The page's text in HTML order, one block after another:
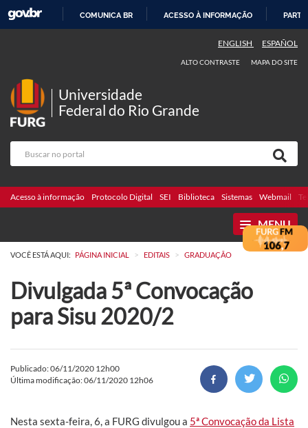
COMUNICA BR ACESSO À INFORMAÇÃO
ENGLISH ESPAÑOL
ALTO CONTRASTE MAPA DO SITE
Universidade
Federal do Rio Grande
Acesso à informação Protocolo Digital SEI Biblioteca Sistemas Webmail
MENU
VOCÊ ESTÁ AQUI: PÁGINA INICIAL > EDITAIS > GRADUAÇÃO
Divulgada 5ª Convocação
para Sisu 2020/2
Publicado: 06/11/2020 12h00
Última modificação: 06/11/2020 12h06
Nesta sexta-feira, 6, a FURG divulgou a 5ª Convocação da Lista